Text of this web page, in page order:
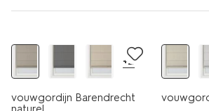
+2
vouwgordijn Barendrecht